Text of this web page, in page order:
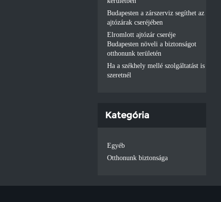
Budapesten a zárszerviz segíthet az
ajtózárak cseréjében
Elromlott ajtózár cseréje
Budapesten növeli a biztonságot
otthonunk területén
Ha a székhely mellé szolgáltatást is
szeretnél
Kategória
Egyéb
Otthonunk biztonsága